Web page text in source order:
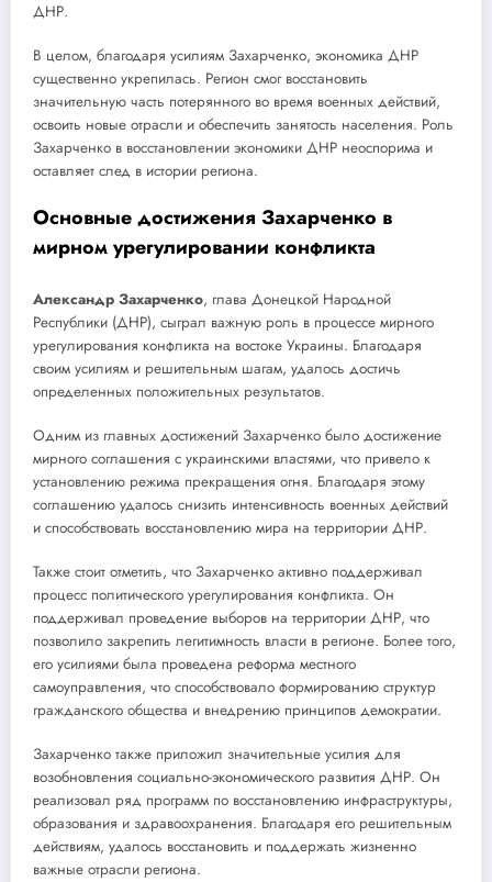
ДНР.
В целом, благодаря усилиям Захарченко, экономика ДНР
существенно укрепилась. Регион смог восстановить
значительную часть потерянного во время военных действий,
освоить новые отрасли и обеспечить занятость населения. Роль
Захарченко в восстановлении экономики ДНР неоспорима и
оставляет след в истории региона.
Основные достижения Захарченко в
мирном урегулировании конфликта
Александр Захарченко, глава Донецкой Народной
Республики (ДНР), сыграл важную роль в процессе мирного
урегулирования конфликта на востоке Украины. Благодаря
своим усилиям и решительным шагам, удалось достичь
определенных положительных результатов.
Одним из главных достижений Захарченко было достижение
мирного соглашения с украинскими властями, что привело к
установлению режима прекращения огня. Благодаря этому
соглашению удалось снизить интенсивность военных действий
и способствовать восстановлению мира на территории ДНР.
Также стоит отметить, что Захарченко активно поддерживал
процесс политического урегулирования конфликта. Он
поддерживал проведение выборов на территории ДНР, что
позволило закрепить легитимность власти в регионе. Более того,
его усилиями была проведена реформа местного
самоуправления, что способствовало формированию структур
гражданского общества и внедрению принципов демократии.
Захарченко также приложил значительные усилия для
возобновления социально-экономического развития ДНР. Он
реализовал ряд программ по восстановлению инфраструктуры,
образования и здравоохранения. Благодаря его решительным
действиям, удалось восстановить и поддержать жизненно
важные отрасли региона.